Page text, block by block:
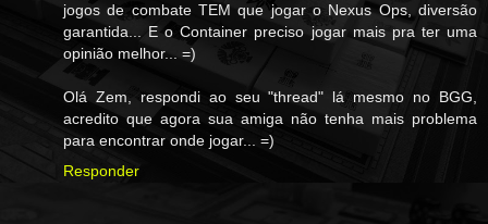
jogos de combate TEM que jogar o Nexus Ops, diversão
garantida... E o Container preciso jogar mais pra ter uma
opinião melhor... =)
Olá Zem, respondi ao seu "thread" lá mesmo no BGG,
acredito que agora sua amiga não tenha mais problema
para encontrar onde jogar... =)
Responder